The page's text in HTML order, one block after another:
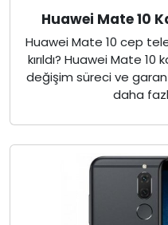
Huawei Mate 10
Huawei Mate 10 cep
kırıldı? Huawei Mate
değişim süreci ve
daha